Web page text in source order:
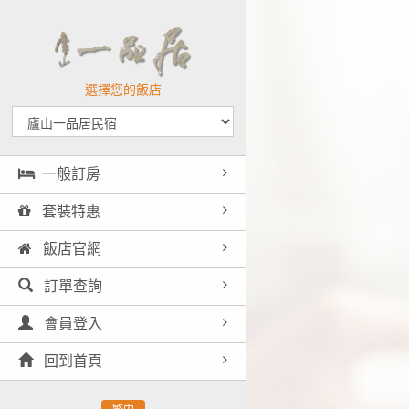
選擇您的飯店
一般訂房
套裝特惠
飯店官網
訂單查詢
會員登入
回到首頁